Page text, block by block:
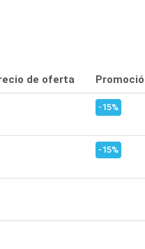
de oferta
-15%
-15%